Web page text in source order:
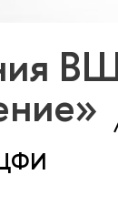
ЦФИ